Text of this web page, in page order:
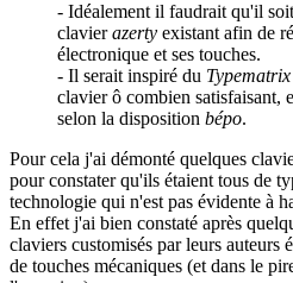
- Idéalement il faudrait qu'il
clavierazerty existant afin de
électronique et ses touches.
- Il serait inspiré du Typematrix
clavier ô combien satisfaisant,
selon la disposition bépo.
Pour cela j'ai démonté quelques
pour constater qu'ils étaient tous de
technologie qui n'est pas évidente à
En effet j'ai bien constaté après
claviers customisés par leurs auteurs
de touches mécaniques (et dans le